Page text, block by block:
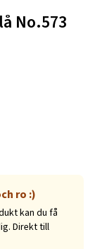
No.573
ro :)
kan du få
Direkt till